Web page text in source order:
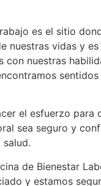
es el sitio
nuestras vidas y
con nuestras
el esfuerzo para
sea seguro y
salud.
de Bienestar
y estamos